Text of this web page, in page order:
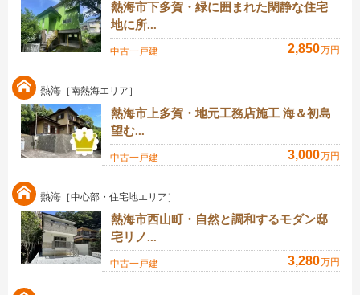
熱海市下多賀・緑に囲まれた閑静な住宅
地に所...
中古一戸建 2,850万円
熱海 ［南熱海エリア］
熱海市上多賀・地元工務店施工 海＆初島
望む...
中古一戸建 3,000万円
熱海 ［中心部・住宅地エリア］
熱海市西山町・自然と調和するモダン邸
宅リノ...
中古一戸建 3,280万円